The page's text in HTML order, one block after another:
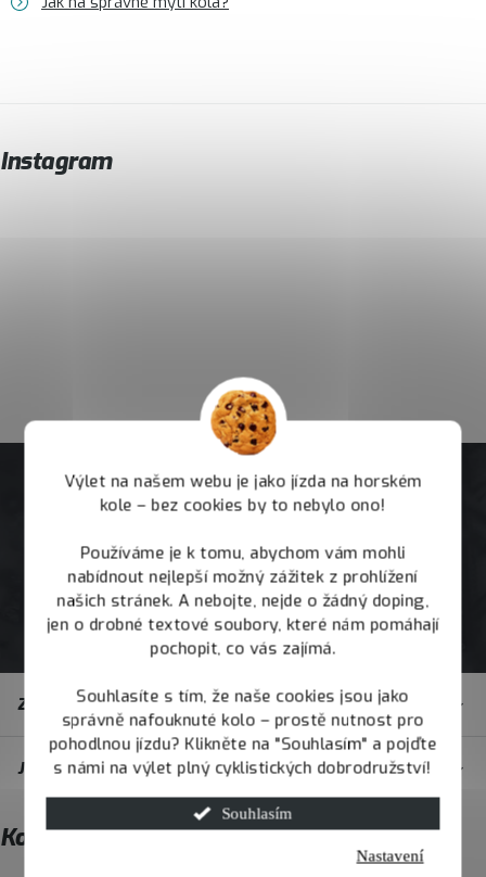
Výlet na našem webu je jako jízda na horském
kole – bez cookies by to nebylo ono!
Používáme je k tomu, abychom vám mohli
nabídnout nejlepší možný zážitek z prohlížení
našich stránek. A nebojte, nejde o žádný doping,
jen o drobné textové soubory, které nám pomáhají
pochopit, co vás zajímá.
Souhlasíte s tím, že naše cookies jsou jako
správně nafouknuté kolo – prostě nutnost pro
pohodlnou jízdu? Klikněte na "Souhlasím" a pojďte
s námi na výlet plný cyklistických dobrodružství!
Souhlasím
Nastavení
Instagram
t
í
Zákaznický servis
JOY.BIKE
Kontakt